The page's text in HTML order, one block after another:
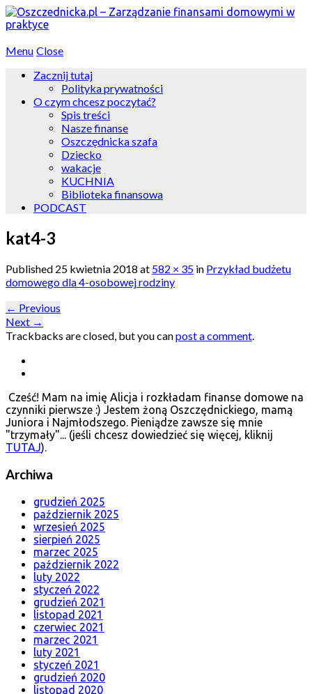
Menu Close
Zacznij tutaj
Polityka prywatności
O czym chcesz poczytać?
Spis treści
Nasze finanse
Oszczędnicka szafa
Dziecko
wakacje
KUCHNIA
Biblioteka finansowa
PODCAST
kat4-3
Published 25 kwietnia 2018 at 582 × 35 in Przykład budżetu
domowego dla 4-osobowej rodziny
← Previous
Next →
Trackbacks are closed, but you canpost a comment
Cześć! Mam na imię Alicja i rozkładam finanse domowe na
czynniki pierwsze :) Jestem żoną Oszczędnickiego, mamą
Juniora i Najmłodszego. Pieniądze zawsze się mnie
"trzymały"... (jeśli chcesz dowiedzieć się więcej, kliknij
TUTAJ).
Archiwa
grudzień 2025
październik 2025
wrzesień 2025
sierpień 2025
marzec 2025
październik 2022
luty 2022
styczeń 2022
grudzień 2021
listopad 2021
czerwiec 2021
marzec 2021
luty 2021
styczeń 2021
grudzień 2020
listopad 2020